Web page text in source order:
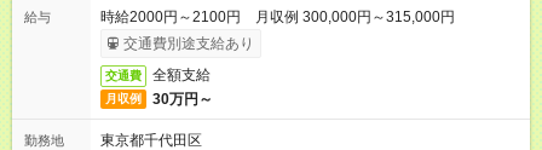
給与
時給2000円～2100円 月収例 300,000円～315,000円
交通費別途支給あり
交通費 全額支給
月収例 30万円～
勤務地
東京都千代田区